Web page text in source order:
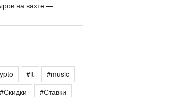
на вахте —
#it
#music
#Скидки
#Ставки